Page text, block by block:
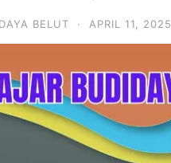
BELUT · APRIL 11, 2025